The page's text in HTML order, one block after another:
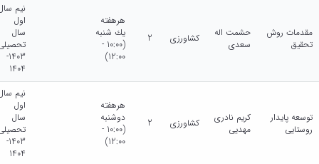
مقدمات روش
تحقیق
حشمت اله
سعدی
کشاورزی 2
هرهفته
يك شنبه
(10:00 -
12:00)
نیم
اول
سال
1403-
1404
توسعه پایدار
روستایی
کریم نادری
مهدیی
کشاورزی 2
هرهفته
دوشنبه
(10:00 -
12:00)
نیم
اول
سال
1403-
1404